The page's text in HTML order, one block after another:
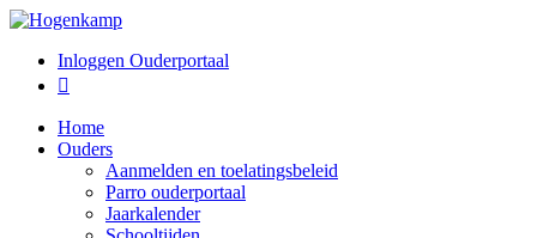
Inloggen Ouderportaal

Home
Ouders
Aanmelden en toelatingsbeleid
Parro ouderportaal
Jaarkalender